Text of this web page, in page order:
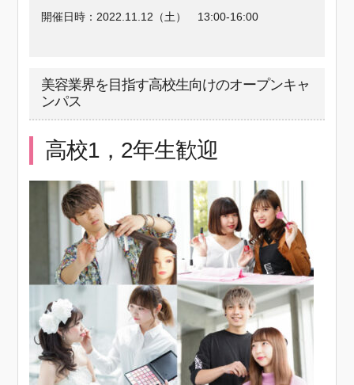
開催日時： 2022.11.12（土） 13:00-16:00
美容業界を目指す高校生向けのオープンキャ
ンパス
高校1，2年生歓迎